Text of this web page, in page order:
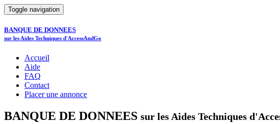
Toggle navigation
BANQUE DE DONNEES
sur les Aides Techniques d'AccessAndGo
Accueil
Aide
FAQ
Contact
Placer une annonce
BANQUE DE DONNEES sur les Aides Techniques